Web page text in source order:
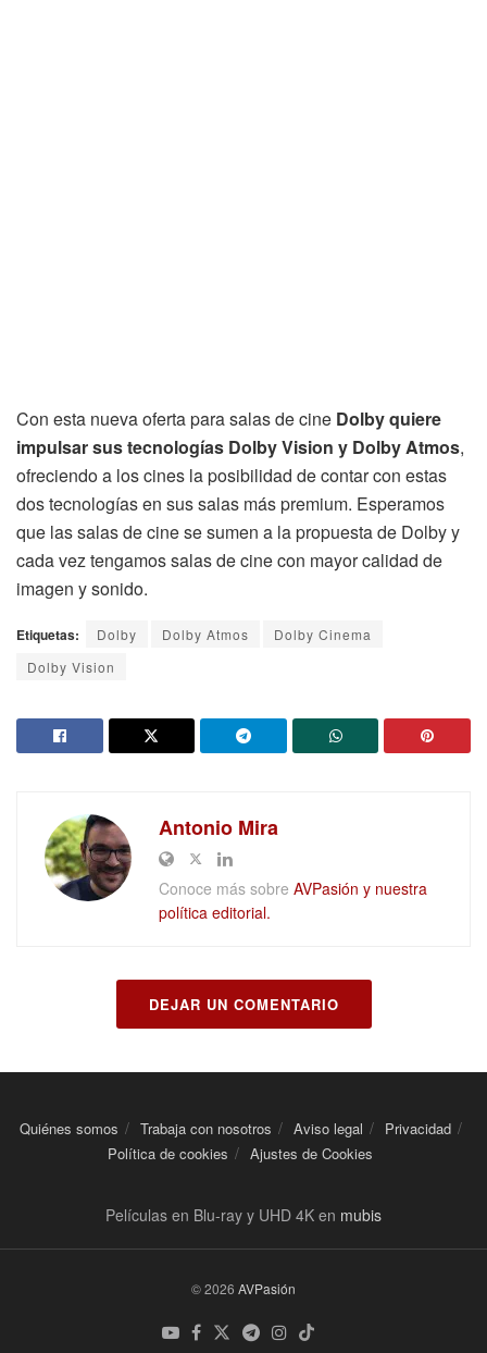
Con esta nueva oferta para salas de cine Dolby quiere
impulsar sus tecnologías Dolby Vision y Dolby Atmos,
ofreciendo a los cines la posibilidad de contar con estas
dos tecnologías en sus salas más premium. Esperamos
que las salas de cine se sumen a la propuesta de Dolby y
cada vez tengamos salas de cine con mayor calidad de
imagen y sonido.
Etiquetas: Dolby Dolby Atmos
Dolby Cinema
Dolby Vision
Antonio Mira
Conoce más sobre AVPasión y nuestra
política editorial.
DEJAR UN COMENTARIO
Quiénes somos Trabaja con nosotros Aviso legal
Privacidad
Política de cookies
Ajustes de Cookies
Películas en Blu-ray y UHD 4K en mubis
© 2026 AVPasión